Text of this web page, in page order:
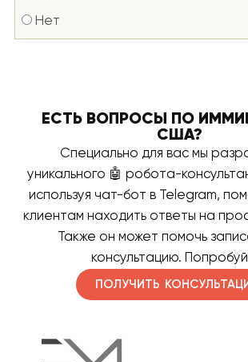
Нет
ЕСТЬ ВОПРОСЫ ПО
США?
Специально для вас мы
уникального 🤖 робота-
используя чат-бот в Telegram,
клиентам находить ответы на
Также он может помочь
консультацию.
ПОЛУЧИТЬ